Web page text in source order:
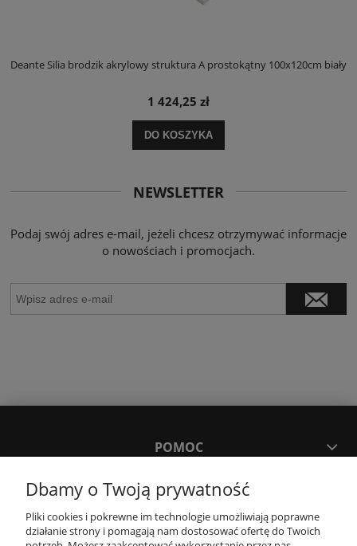
Deante Silia brodzik akrylowy struktura A prostokątny 100x120cm biały
1 424,25 zł
DO KOSZYKA
NEWSLETTER
Podaj swój adres e-mail, jeżeli chcesz otrzymywać informacje
o nowościach i promocjach.
POMOC
MOJE KONTO
Dbamy o Twoją prywatność
Pliki cookies i pokrewne im technologie umożliwiają poprawne
działanie strony i pomagają nam dostosować ofertę do Twoich